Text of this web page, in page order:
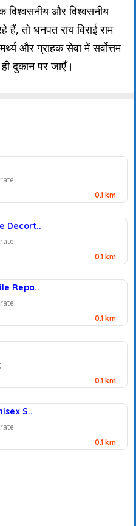
विश्वसनीय और विश्वसनीय
तो धनपत राय विराई राम
और ग्राहक सेवा में सर्वोत्तम
दुकान पर जाएँ।
0.1 km
Decort..
0.1 km
Repa..
0.1 km
0.1 km
S..
0.1 km